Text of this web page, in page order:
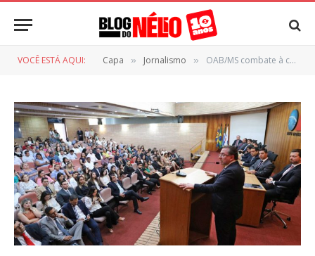
VOCÊ ESTÁ AQUI: Capa » Jornalismo » OAB/MS combate à corrupção e fim de privilégios